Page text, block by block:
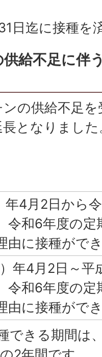
に接種を済
給不足に伴
の供給不足
となりまし
年4月2日から
令和6年度の定
由に接種がで
年4月2日～平
令和6年度の定
由に接種がで
できる期間は